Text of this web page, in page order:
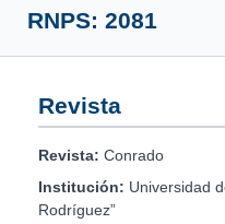
RNPS: 2081
Revista
Revista: Conrado
Institución: Universidad
Rodríguez”